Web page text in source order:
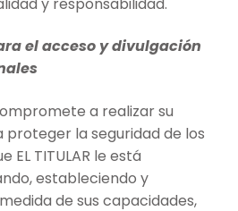
el acceso y divulgación
a realizar su
proteger la seguridad de los
EL TITULAR le está
estableciendo y
de sus capacidades,